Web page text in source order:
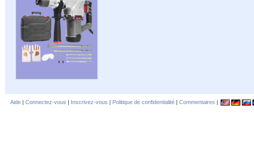
Aide | Connectez-vous | Inscrivez-vous | Politique de confidentialité | Commentaires |